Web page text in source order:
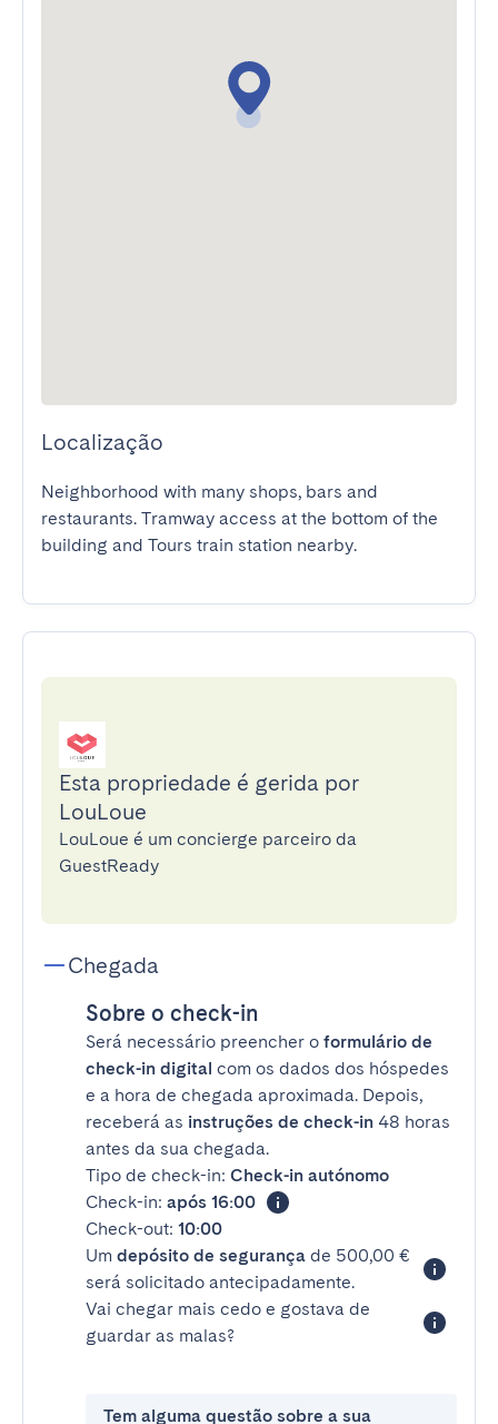
Localização
Neighborhood with many shops, bars and
restaurants. Tramway access at the bottom of the
building and Tours train station nearby.
Esta propriedade é gerida por
LouLoue
LouLoue é um concierge parceiro da
GuestReady
Chegada
Sobre o check-in
Será necessário preencher o formulário de
check-in digital com os dados dos hóspedes
e a hora de chegada aproximada. Depois,
receberá as instruções de check-in 48 horas
antes da sua chegada.
Tipo de check-in: Check-in autónomo
Check-in: após 16:00
Check-out: 10:00
Um depósito de segurança de 500,00 €
será solicitado antecipadamente.
Vai chegar mais cedo e gostava de
guardar as malas?
Tem alguma questão sobre a sua